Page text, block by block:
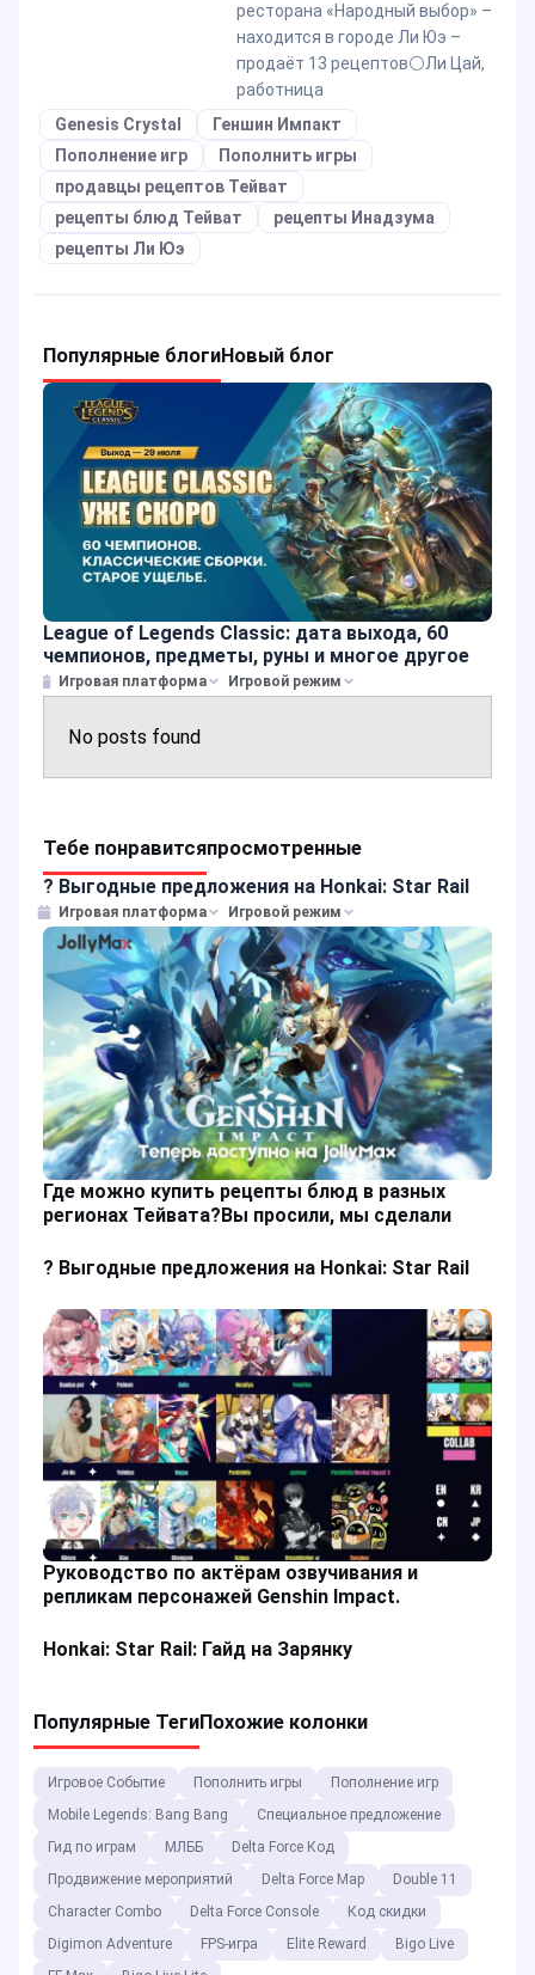
ресторана «Народный выбор» –
находится в городе Ли Юэ –
продаëт 13 рецептов⚪️Ли Цай,
работница
Genesis Crystal
Геншин Импакт
Пополнение игр
Пополнить игры
продавцы рецептов Тейват
рецепты блюд Тейват
рецепты Инадзума
рецепты Ли Юэ
Популярные блогиНовый блог
League of Legends Classic: дата выхода, 60
чемпионов, предметы, руны и многое другое
Игровая платформа Игровой режим
No posts found
Тебе понравитсяпросмотренные
? Выгодные предложения на Honkai: Star Rail
Игровая платформа Игровой режим
Где можно купить рецепты блюд в разных
регионах Тейвата?Вы просили, мы сделали
? Выгодные предложения на Honkai: Star Rail
Руководство по актёрам озвучивания и
репликам персонажей Genshin Impact.
Honkai: Star Rail: Гайд на Зарянку
Популярные ТегиПохожие колонки
Игровое Событие Пополнить игры
Пополнение игр
Mobile Legends: Bang Bang
Специальное предложение
Гид по играм
МЛББ
Delta Force Код
Продвижение мероприятий
Delta Force Map
Double 11
Character Combo
Delta Force Console
Код скидки
Digimon Adventure
FPS-игра Elite Reward
Bigo Live